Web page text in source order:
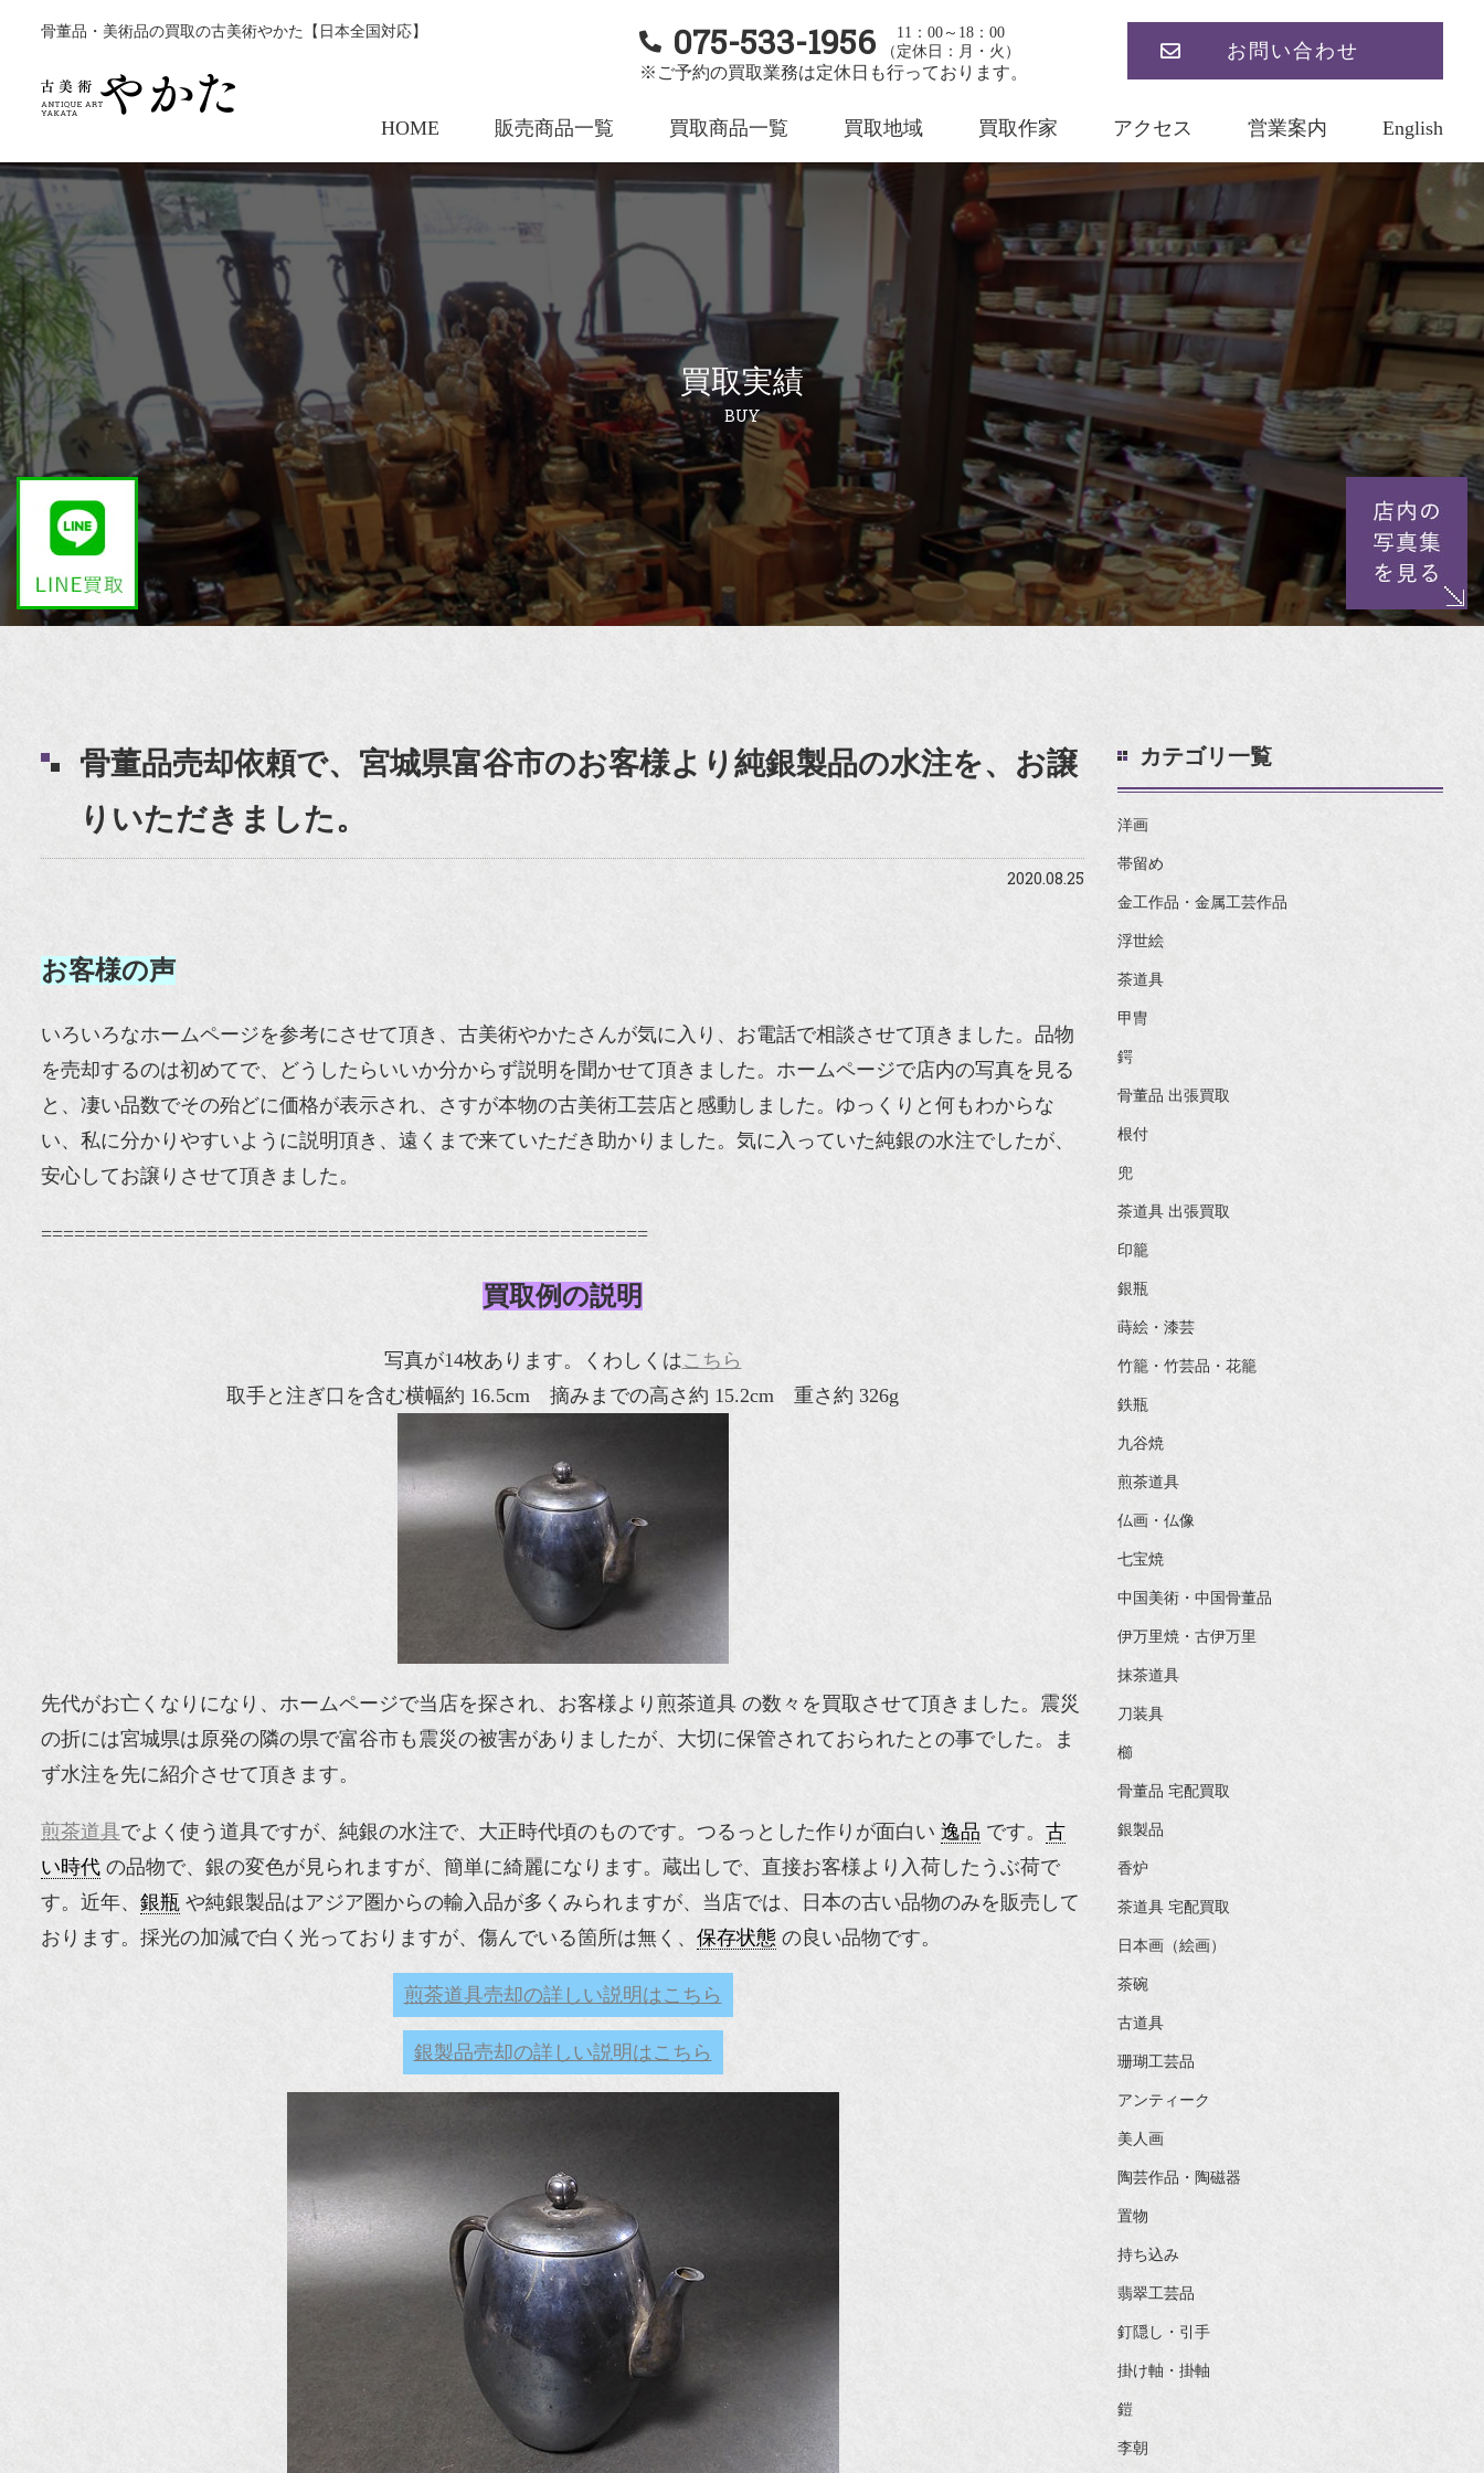
骨董品・美術品の買取の古美術やかた【日本全国対応】 075-533-1956
11：00～18：00
（定休日：月・火）
※ご予約の買取業務は定休日も行っております。
お問い合わせ
HOME 販売商品一覧 買取商品一覧 買取地域 買取作家 アクセス 営業案内 English
買取実績
BUY
骨董品売却依頼で、宮城県富谷市のお客様より純銀製品の水注を、お譲
りいただきました。
2020.08.25
お客様の声
いろいろなホームページを参考にさせて頂き、古美術やかたさんが気に入り、お電話で相談させて頂きました。品物
を売却するのは初めてで、どうしたらいいか分からず説明を聞かせて頂きました。ホームページで店内の写真を見る
と、凄い品数でその殆どに価格が表示され、さすが本物の古美術工芸店と感動しました。ゆっくりと何もわからな
い、私に分かりやすいように説明頂き、遠くまで来ていただき助かりました。気に入っていた純銀の水注でしたが、
安心してお譲りさせて頂きました。
=======================================================
買取例の説明
写真が14枚あります。くわしくはこちら
取手と注ぎ口を含む横幅約 16.5cm 摘みまでの高さ約 15.2cm 重さ約 326g
先代がお亡くなりになり、ホームページで当店を探され、お客様より煎茶道具 の数々を買取させて頂きました。震災
の折には宮城県は原発の隣の県で富谷市も震災の被害がありましたが、大切に保管されておられたとの事でした。ま
ず水注を先に紹介させて頂きます。
煎茶道具でよく使う道具ですが、純銀の水注で、大正時代頃のものです。つるっとした作りが面白い 逸品 です。 古
い時代 の品物で、銀の変色が見られますが、簡単に綺麗になります。蔵出しで、直接お客様より入荷したうぶ荷で
す。近年、 銀瓶 や純銀製品はアジア圏からの輸入品が多くみられますが、当店では、日本の古い品物のみを販売して
おります。採光の加減で白く光っておりますが、傷んでいる箇所は無く、 保存状態 の良い品物です。
煎茶道具売却の詳しい説明はこちら
銀製品売却の詳しい説明はこちら
カテゴリ一覧
洋画
帯留め
金工作品・金属工芸作品
浮世絵
茶道具
甲冑
鍔
骨董品 出張買取
根付
兜
茶道具 出張買取
印籠
銀瓶
蒔絵・漆芸
竹籠・竹芸品・花籠
鉄瓶
九谷焼
煎茶道具
仏画・仏像
七宝焼
中国美術・中国骨董品
伊万里焼・古伊万里
抹茶道具
刀装具
櫛
骨董品 宅配買取
銀製品
香炉
茶道具 宅配買取
日本画（絵画）
茶碗
古道具
珊瑚工芸品
アンティーク
美人画
陶芸作品・陶磁器
置物
持ち込み
翡翠工芸品
釘隠し・引手
掛け軸・掛軸
鎧
李朝